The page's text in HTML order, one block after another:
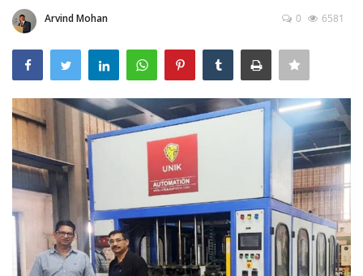
Battery Directory
Power ON
Advertising
Contact
Consult FREE
Arvind Mohan 0 6581